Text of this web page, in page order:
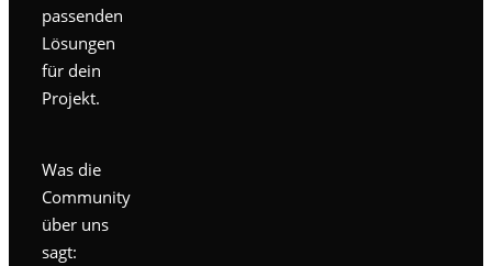
passenden
Lösungen
für dein
Projekt.
Was die
Community
über uns
sagt: